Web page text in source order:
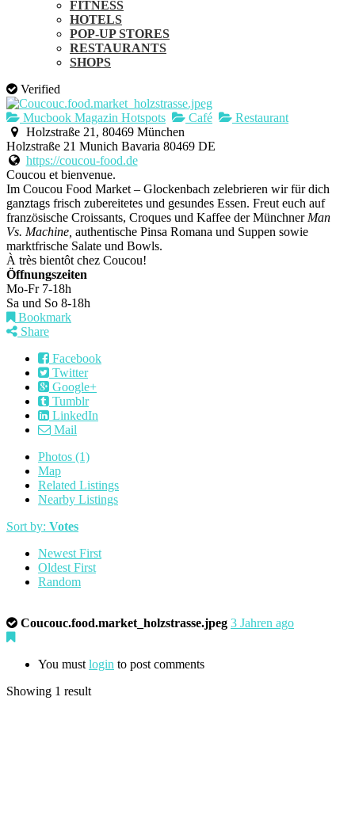
FITNESS
HOTELS
POP-UP STORES
RESTAURANTS
SHOPS
Verified
Mucbook Magazin Hotspots Café
Restaurant
Holzstraße 21, 80469 München
Holzstraße 21 Munich Bavaria 80469 DE
https://coucou-food.de
Coucou et bienvenue.
Im Coucou Food Market – Glockenbach zelebrieren wir für dich
ganztags frisch zubereitetes und gesundes Essen. Freut euch auf
französische Croissants, Croques und Kaffee der Münchner Man
Vs. Machine, authentische Pinsa Romana und Suppen sowie
marktfrische Salate und Bowls.
À très bientôt chez Coucou!
Öffnungszeiten
Mo-Fr 7-18h
Sa und So 8-18h
Bookmark
Share
Facebook
Twitter
Google+
Tumblr
LinkedIn
Mail
Photos (1)
Map
Related Listings
Nearby Listings
Sort by: Votes
Newest First
Oldest First
Random
Coucouc.food.market_holzstrasse.jpeg 3 Jahren ago
You must login to post comments
Showing 1 result